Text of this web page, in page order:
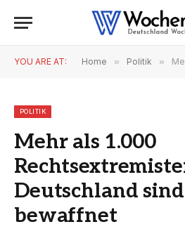
YOU ARE AT: Home » Politik » Mehr
POLITIK
Mehr als 1.000
Deutschland
bewaffnet